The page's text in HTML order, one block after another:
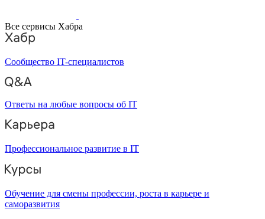
Все сервисы Хабра
Сообщество IT-специалистов
Ответы на любые вопросы об IT
Профессиональное развитие в IT
Обучение для смены профессии, роста в карьере и
саморазвития